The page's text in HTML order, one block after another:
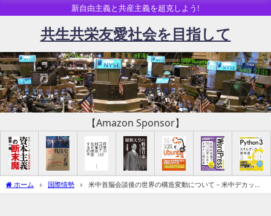
新自由主義と共産主義を超克しよう!
共生共栄友愛社会を目指して
【Amazon Sponsor】
ホーム 国際情勢
米中首脳会談後の世界の構造変動について－米中デカップ
リングは終わりポスト冷戦後の世界新秩序体制へ（暫定投稿）